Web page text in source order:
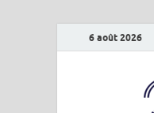
6 août 2026